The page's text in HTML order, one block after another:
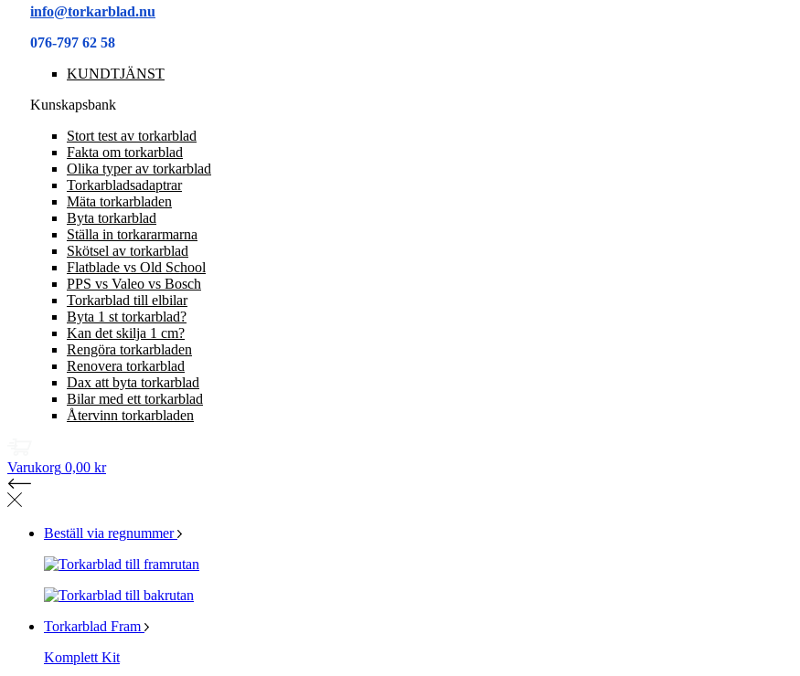
info@torkarblad.nu
076-797 62 58
KUNDTJÄNST
Kunskapsbank
Stort test av torkarblad
Fakta om torkarblad
Olika typer av torkarblad
Torkarbladsadaptrar
Mäta torkarbladen
Byta torkarblad
Ställa in torkararmarna
Skötsel av torkarblad
Flatblade vs Old School
PPS vs Valeo vs Bosch
Torkarblad till elbilar
Byta 1 st torkarblad?
Kan det skilja 1 cm?
Rengöra torkarbladen
Renovera torkarblad
Dax att byta torkarblad
Bilar med ett torkarblad
Återvinn torkarbladen
Varukorg 0,00 kr
Beställ via regnummer
Torkarblad Fram
Komplett Kit